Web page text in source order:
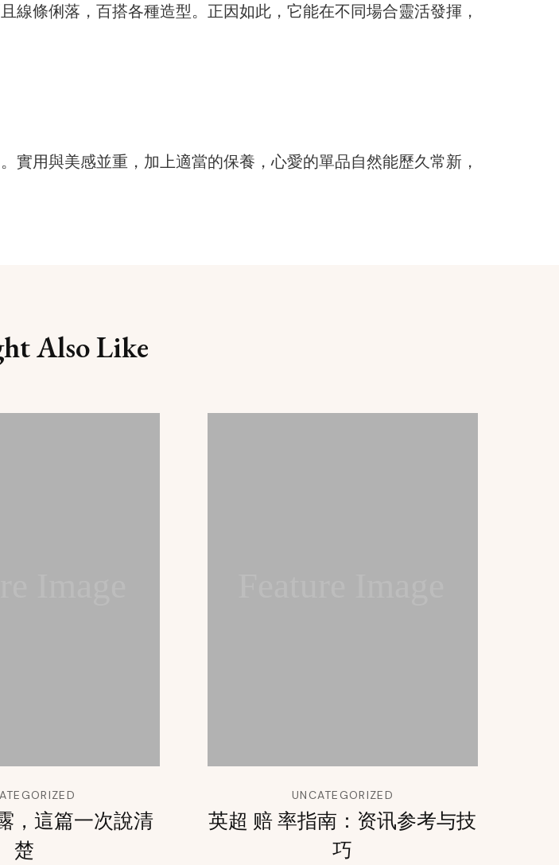
條俐落，百搭各種造型。正因如此，它能在不同場合靈活發揮，
用與美感並重，加上適當的保養，心愛的單品自然能歷久常新，
Also Like
，這篇一次說清
楚
UNCATEGORIZED
英超 赔 率指南：资讯参考与技
巧